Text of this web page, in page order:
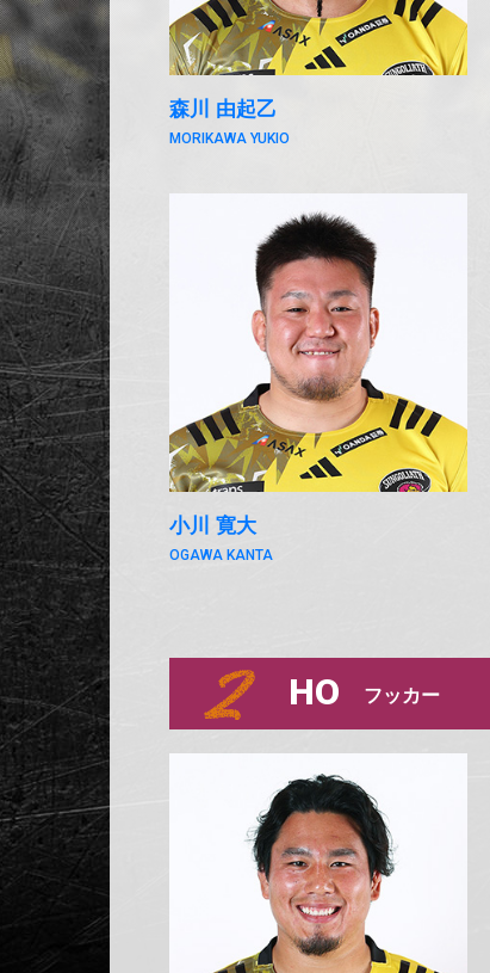
森川 由起乙
MORIKAWA YUKIO
小川 寛大
OGAWA KANTA
HO フッカー